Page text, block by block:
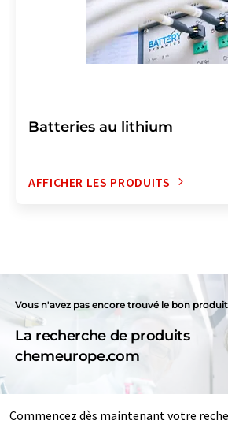
Batteries au lithium
AFFICHER LES PRODUITS
Vous n'avez pas encore trouvé le bon
La recherche de produits
chemeurope.com
Commencez dès maintenant votre